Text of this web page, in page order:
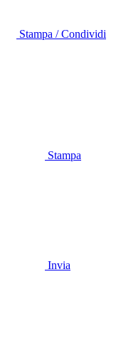
Stampa / Condividi
Stampa
Invia